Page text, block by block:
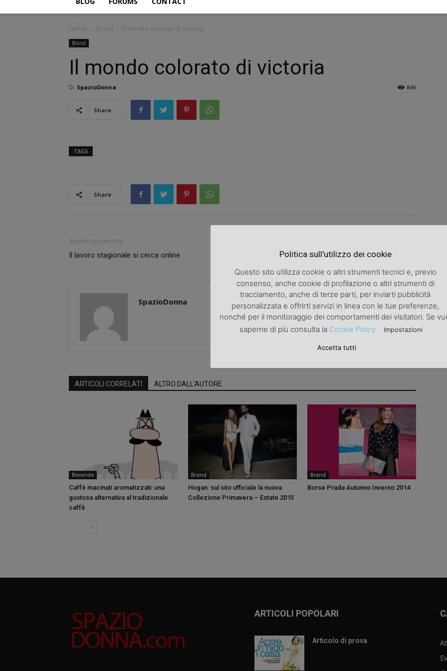
Home Brand Il mondo colorato di victoria
Brand
Il mondo colorato di victoria
Di SpazioDonna 846
Share
TAGS
Share
Articolo precedente
Il lavoro stagionale si cerca online Irina shayk, la top model scoperta da intimissimi
SpazioDonna
ARTICOLI CORRELATI ALTRO DALL'AUTORE
Bevande
Caffè macinati aromatizzati: una
gustosa alternativa al tradizionale
caffè
Brand
Hogan: sul sito ufficiale la nuova
Collezione Primavera – Estate 2015
Brand
Borse Prada Autunno Inverno 2014
ARTICOLI POPOLARI
Articolo di prova
Politica sull'utilizzo dei cookie
Questo sito utilizza cookie o altri strumenti tecnici e, previo
consenso, anche cookie di profilazione o altri strumenti di
tracciamento, anche di terze parti, per inviarti pubblicità
personalizzata e offrirti servizi in linea con le tue preferenze,
nonché per il monitoraggio dei comportamenti dei visitatori. Se
saperne di più consulta la Cookie Policy Impostazioni
Accetta tutti